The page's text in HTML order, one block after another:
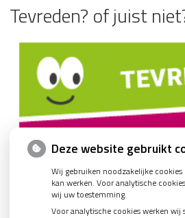
Tevreden? of juist
Deze website gebruikt
Wij gebruiken noodzakelijke
kan werken. Voor analytische
wij uw toestemming.
Voor analytische cookies werken